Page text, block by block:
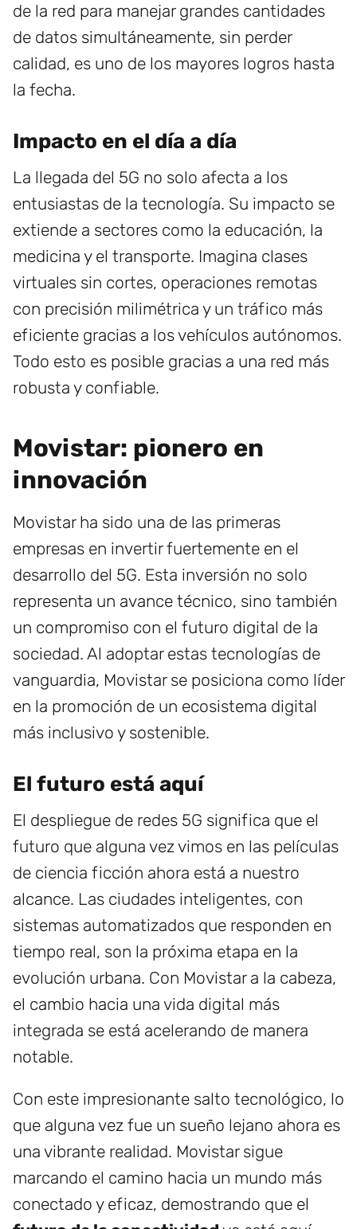
de la red para manejar grandes cantidades
de datos simultáneamente, sin perder
calidad, es uno de los mayores logros hasta
la fecha.
Impacto en el día a día
La llegada del 5G no solo afecta a los
entusiastas de la tecnología. Su impacto se
extiende a sectores como la educación, la
medicina y el transporte. Imagina clases
virtuales sin cortes, operaciones remotas
con precisión milimétrica y un tráfico más
eficiente gracias a los vehículos autónomos.
Todo esto es posible gracias a una red más
robusta y confiable.
Movistar: pionero en
innovación
Movistar ha sido una de las primeras
empresas en invertir fuertemente en el
desarrollo del 5G. Esta inversión no solo
representa un avance técnico, sino también
un compromiso con el futuro digital de la
sociedad. Al adoptar estas tecnologías de
vanguardia, Movistar se posiciona como líder
en la promoción de un ecosistema digital
más inclusivo y sostenible.
El futuro está aquí
El despliegue de redes 5G significa que el
futuro que alguna vez vimos en las películas
de ciencia ficción ahora está a nuestro
alcance. Las ciudades inteligentes, con
sistemas automatizados que responden en
tiempo real, son la próxima etapa en la
evolución urbana. Con Movistar a la cabeza,
el cambio hacia una vida digital más
integrada se está acelerando de manera
notable.
Con este impresionante salto tecnológico, lo
que alguna vez fue un sueño lejano ahora es
una vibrante realidad. Movistar sigue
marcando el camino hacia un mundo más
conectado y eficaz, demostrando que el